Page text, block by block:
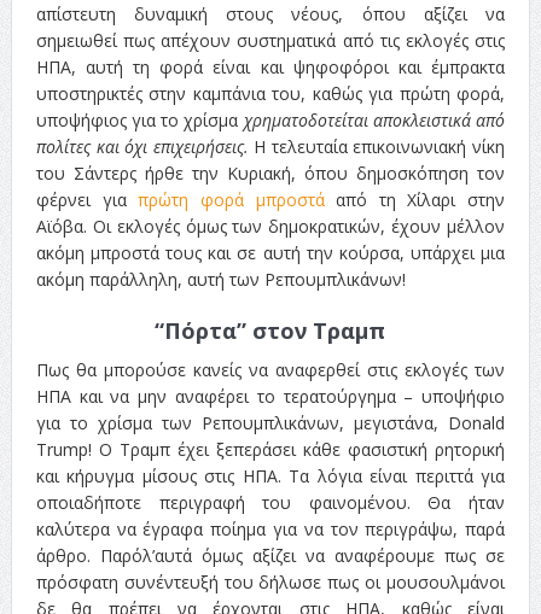
απίστευτη δυναμική στους νέους, όπου αξίζει να
σημειωθεί πως απέχουν συστηματικά από τις εκλογές στις
ΗΠΑ, αυτή τη φορά είναι και ψηφοφόροι και έμπρακτα
υποστηρικτές στην καμπάνια του, καθώς για πρώτη φορά,
υποψήφιος για το χρίσμα χρηματοδοτείται αποκλειστικά από
πολίτες και όχι επιχειρήσεις. Η τελευταία επικοινωνιακή νίκη
του Σάντερς ήρθε την Κυριακή, όπου δημοσκόπηση τον
φέρνει γιαπρώτη φορά μπροστάαπό τη Χίλαρι στην
Αϊόβα. Οι εκλογές όμως των δημοκρατικών, έχουν μέλλον
ακόμη μπροστά τους και σε αυτή την κούρσα, υπάρχει μια
ακόμη παράλληλη, αυτή των Ρεπουμπλικάνων!
“Πόρτα” στον Τραμπ
Πως θα μπορούσε κανείς να αναφερθεί στις εκλογές των
ΗΠΑ και να μην αναφέρει το τερατούργημα – υποψήφιο
για το χρίσμα των Ρεπουμπλικάνων, μεγιστάνα, Donald
Trump! Ο Τραμπ έχει ξεπεράσει κάθε φασιστική ρητορική
και κήρυγμα μίσους στις ΗΠΑ. Τα λόγια είναι περιττά για
οποιαδήποτε περιγραφή του φαινομένου. Θα ήταν
καλύτερα να έγραφα ποίημα για να τον περιγράψω, παρά
άρθρο. Παρόλ’αυτά όμως αξίζει να αναφέρουμε πως σε
πρόσφατη συνέντευξή του δήλωσε πως οι μουσουλμάνοι
δε θα πρέπει να έρχονται στις ΗΠΑ, καθώς είναι